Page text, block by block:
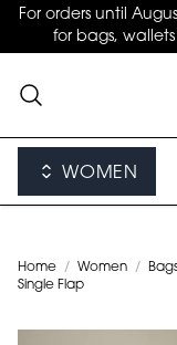
For orders until
for bags,
WOMEN
Home / Women /
Single Flap